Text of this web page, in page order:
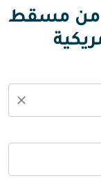
من مسقط
close